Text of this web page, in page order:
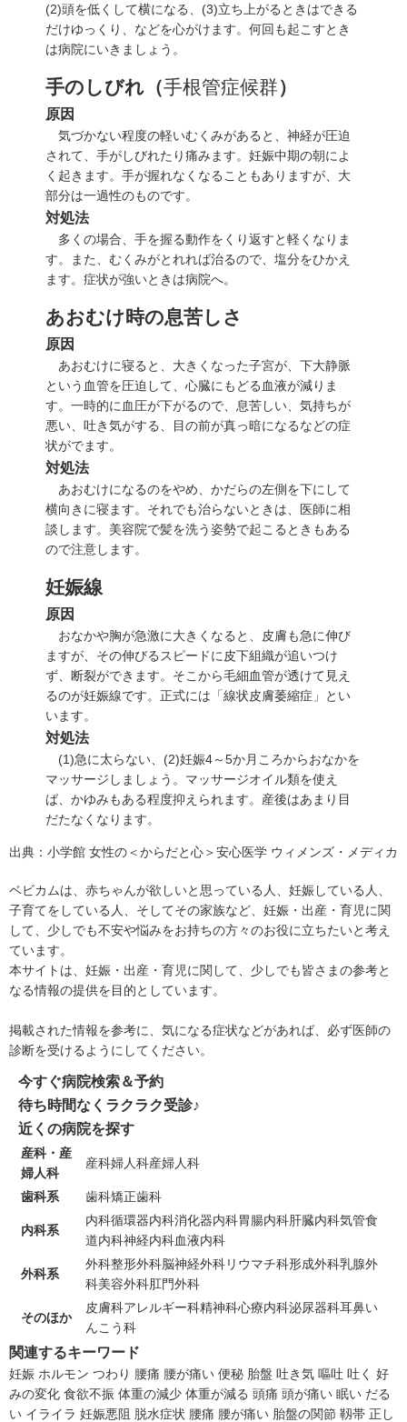
(2)頭を低くして横になる、 (3)立ち上がるときはできる
だけゆっくり、などを心がけます。何回も起こすとき
は病院にいきましょう。
手のしびれ（手根管症候群）
原因
気づかない程度の軽いむくみがあると、神経が圧迫
されて、手がしびれたり痛みます。妊娠中期の朝によ
く起きます。手が握れなくなることもありますが、大
部分は一過性のものです。
対処法
多くの場合、手を握る動作をくり返すと軽くなりま
す。また、むくみがとれれば治るので、塩分をひかえ
ます。症状が強いときは病院へ。
あおむけ時の息苦しさ
原因
あおむけに寝ると、大きくなった子宮が、下大静脈
という血管を圧迫して、心臓にもどる血液が減りま
す。一時的に血圧が下がるので、息苦しい、気持ちが
悪い、吐き気がする、目の前が真っ暗になるなどの症
状がでます。
対処法
あおむけになるのをやめ、かだらの左側を下にして
横向きに寝ます。それでも治らないときは、医師に相
談します。美容院で髪を洗う姿勢で起こるときもある
ので注意します。
妊娠線
原因
おなかや胸が急激に大きくなると、皮膚も急に伸び
ますが、その伸びるスピードに皮下組織が追いつけ
ず、断裂ができます。そこから毛細血管が透けて見え
るのが妊娠線です。正式には「線状皮膚萎縮症」とい
います。
対処法
(1)急に太らない、 (2)妊娠4～5か月ころからおなかを
マッサージしましょう。マッサージオイル類を使え
ば、かゆみもある程度抑えられます。産後はあまり目
だたなくなります。
出典： 小学館 女性の＜からだと心＞安心医学 ウィメンズ・メディカ
ベビカムは、赤ちゃんが欲しいと思っている人、妊娠している人、
子育てをしている人、そしてその家族など、妊娠・出産・育児に関
して、少しでも不安や悩みをお持ちの方々のお役に立ちたいと考え
ています。
本サイトは、妊娠・出産・育児に関して、少しでも皆さまの参考と
なる情報の提供を目的としています。
掲載された情報を参考に、気になる症状などがあれば、必ず医師の
診断を受けるようにしてください。
今すぐ病院検索＆予約
待ち時間なくラクラク受診♪
近くの病院を探す
産科・産
婦人科
産科婦人科産婦人科
歯科系 歯科矯正歯科
内科系
内科循環器内科消化器内科胃腸内科肝臓内科気管食
道内科神経内科血液内科
外科系
外科整形外科脳神経外科リウマチ科形成外科乳腺外
科美容外科肛門外科
そのほか
皮膚科アレルギー科精神科心療内科泌尿器科耳鼻い
んこう科
関連するキーワード
妊娠 ホルモン つわり 腰痛 腰が痛い 便秘 胎盤 吐き気 嘔吐 吐く 好
みの変化 食欲不振 体重の減少 体重が減る 頭痛 頭が痛い 眠い だる
い イライラ 妊娠悪阻 脱水症状 腰痛 腰が痛い 胎盤の関節 靱帯 正し